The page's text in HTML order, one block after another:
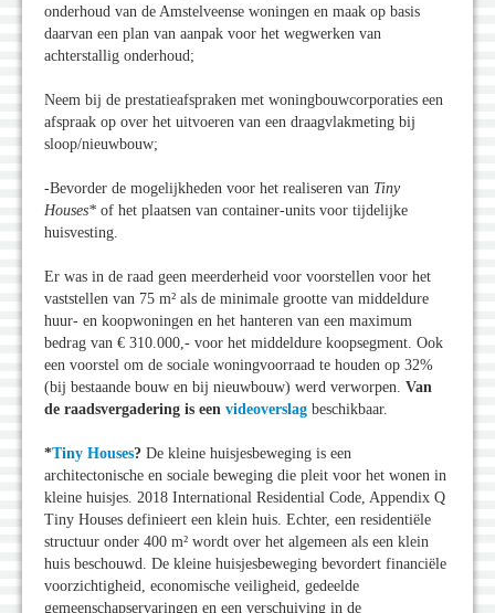
onderhoud van de Amstelveense woningen en maak op basis
daarvan een plan van aanpak voor het wegwerken van
achterstallig onderhoud;
Neem bij de prestatieafspraken met woningbouwcorporaties een
afspraak op over het uitvoeren van een draagvlakmeting bij
sloop/nieuwbouw;
-Bevorder de mogelijkheden voor het realiseren van Tiny
Houses* of het plaatsen van container-units voor tijdelijke
huisvesting.
Er was in de raad geen meerderheid voor voorstellen voor het
vaststellen van 75 m² als de minimale grootte van middeldure
huur- en koopwoningen en het hanteren van een maximum
bedrag van € 310.000,- voor het middeldure koopsegment. Ook
een voorstel om de sociale woningvoorraad te houden op 32%
(bij bestaande bouw en bij nieuwbouw) werd verworpen. Van
de raadsvergadering is een videoverslag beschikbaar.
*Tiny Houses? De kleine huisjesbeweging is een
architectonische en sociale beweging die pleit voor het wonen in
kleine huisjes. 2018 International Residential Code, Appendix Q
Tiny Houses definieert een klein huis. Echter, een residentiële
structuur onder 400 m² wordt over het algemeen als een klein
huis beschouwd. De kleine huisjesbeweging bevordert financiële
voorzichtigheid, economische veiligheid, gedeelde
gemeenschapservaringen en een verschuiving in de